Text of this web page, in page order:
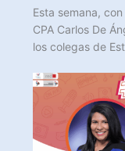
Esta semana,
CPA Carlos De
los colegas de